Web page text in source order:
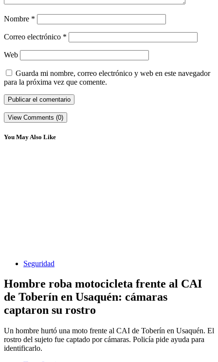
Nombre *
Correo electrónico *
Web
Guarda mi nombre, correo electrónico y web en este navegador
para la próxima vez que comente.
View Comments (0)
You May Also Like
Seguridad
Hombre roba motocicleta frente al CAI
de Toberín en Usaquén: cámaras
captaron su rostro
Un hombre hurtó una moto frente al CAI de Toberín en Usaquén. El
rostro del sujeto fue captado por cámaras. Policía pide ayuda para
identificarlo.